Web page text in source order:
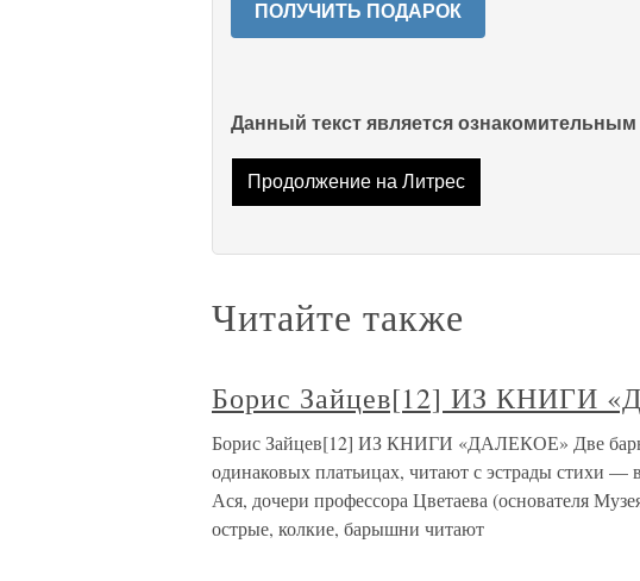
ПОЛУЧИТЬ ПОДАРОК
Данный текст является
Продолжение на Литрес
Читайте также
Борис Зайцев[12] ИЗ КНИГИ
Борис Зайцев[12] ИЗ КНИГИ «ДАЛЕКОЕ» Две
одинаковых платьицах, читают с эстрады стихи
Ася, дочери профессора Цветаева (основателя
острые, колкие, барышни читают